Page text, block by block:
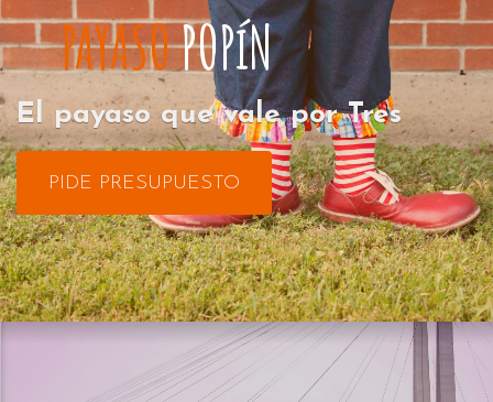
PAYASOPOPíN
El payaso que vale por Tres
PIDE PRESUPUESTO